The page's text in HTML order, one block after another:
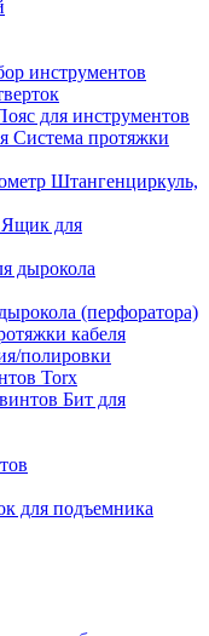
инструментов
для инструментов
Система протяжки
Штангенциркуль,
Ящик для
(перфоратора)
кабеля
полировки
Torx
Бит для
для подъемника